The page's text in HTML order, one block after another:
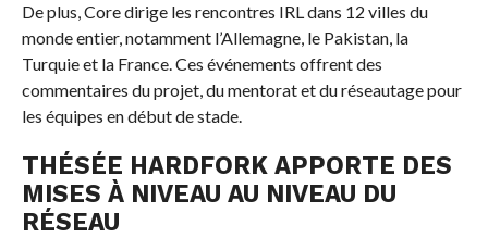
De plus, Core dirige les rencontres IRL dans 12 villes du
monde entier, notamment l’Allemagne, le Pakistan, la
Turquie et la France. Ces événements offrent des
commentaires du projet, du mentorat et du réseautage pour
les équipes en début de stade.
THÉSÉE HARDFORK APPORTE DES
MISES À NIVEAU AU NIVEAU DU
RÉSEAU